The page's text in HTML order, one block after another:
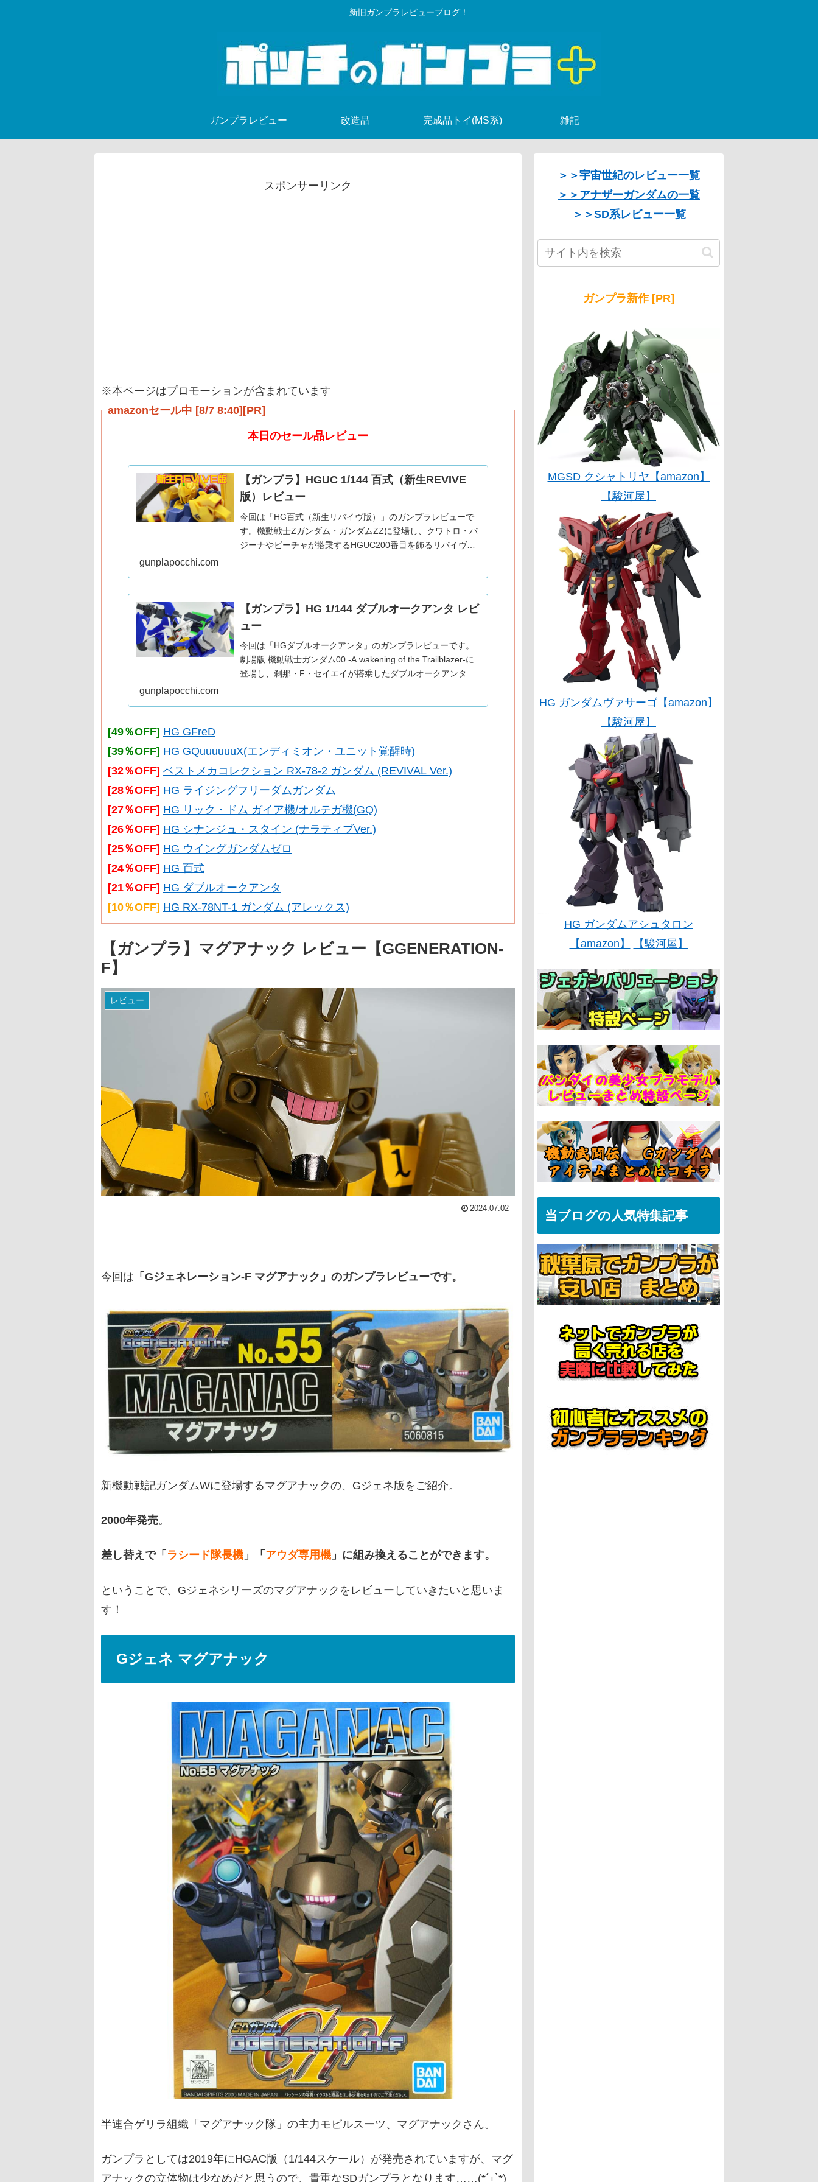
新旧ガンプラレビューブログ！
ガンプラレビュー 改造品 完成品トイ(MS系) 雑記
スポンサーリンク
※本ページはプロモーションが含まれています
amazonセール中 [8/7 8:40][PR]
本日のセール品レビュー
【ガンプラ】HGUC 1/144 百式（新生REVIVE
版）レビュー
今回は「HG百式（新生リバイヴ版）」のガンプラレビューで
す。機動戦士Zガンダム・ガンダムZZに登場し、クワトロ・バ
ジーナやビーチャが搭乗するHGUC200番目を飾るリバイヴ版
gunplapocchi.com
【ガンプラ】HG 1/144 ダブルオークアンタ レビ
ュー
今回は「HGダブルオークアンタ」のガンプラレビューです。
劇場版 機動戦士ガンダム00 -A wakening of the Trailblazer-に
登場し、刹那・F・セイエイが搭乗したダブルオークアンタの
gunplapocchi.com
[49％OFF] HG GFreD
[39％OFF] HG GQuuuuuuX(エンディミオン・ユニット覚醒時)
[32％OFF] ベストメカコレクション RX-78-2 ガンダム (REVIVAL Ver.)
[28％OFF] HG ライジングフリーダムガンダム
[27％OFF] HG リック・ドム ガイア機/オルテガ機(GQ)
[26％OFF] HG シナンジュ・スタイン (ナラティブVer.)
[25％OFF] HG ウイングガンダムゼロ
[24％OFF] HG 百式
[21％OFF] HG ダブルオークアンタ
[10％OFF] HG RX-78NT-1 ガンダム (アレックス)
【ガンプラ】マグアナック レビュー【GGENERATION-
F】
レビュー
2024.07.02
今回は 「Gジェネレーション-F マグアナック」のガンプラレビューです。
新機動戦記ガンダムWに登場するマグアナックの、Gジェネ版をご紹介。
2000年発売。
差し替えで「 ラシード隊長機 」「 アウダ専用機 」に組み換えることができます。
ということで、Gジェネシリーズのマグアナックをレビューしていきたいと思いま
す！
Gジェネ マグアナック
半連合ゲリラ組織「マグアナック隊」の主力モビルスーツ、マグアナックさん。
ガンプラとしては2019年にHGAC版（1/144スケール）が発売されていますが、マグ
アナックの立体物は少なめだと思うので、貴重なSDガンプラとなります……(*´ｪ`*)
＞＞宇宙世紀のレビュー一覧
＞＞アナザーガンダムの一覧
＞＞SD系レビュー一覧
ガンプラ新作 [PR]
MGSD クシャトリヤ【amazon】
【駿河屋】
HG ガンダムヴァサーゴ【amazon】
【駿河屋】
HG ガンダムアシュタロン
【amazon】
【駿河屋】
当ブログの人気特集記事